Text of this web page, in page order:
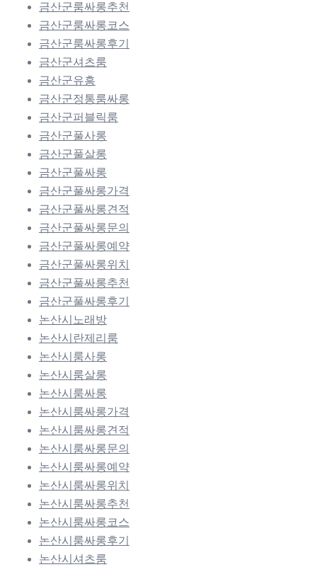
금산군룸싸롱추천
금산군룸싸롱코스
금산군룸싸롱후기
금산군셔츠룸
금산군유흥
금산군정통룸싸롱
금산군퍼블릭룸
금산군풀사롱
금산군풀살롱
금산군풀싸롱
금산군풀싸롱가격
금산군풀싸롱견적
금산군풀싸롱문의
금산군풀싸롱예약
금산군풀싸롱위치
금산군풀싸롱추천
금산군풀싸롱후기
논산시노래방
논산시란제리룸
논산시룸사롱
논산시룸살롱
논산시룸싸롱
논산시룸싸롱가격
논산시룸싸롱견적
논산시룸싸롱문의
논산시룸싸롱예약
논산시룸싸롱위치
논산시룸싸롱추천
논산시룸싸롱코스
논산시룸싸롱후기
논산시셔츠룸